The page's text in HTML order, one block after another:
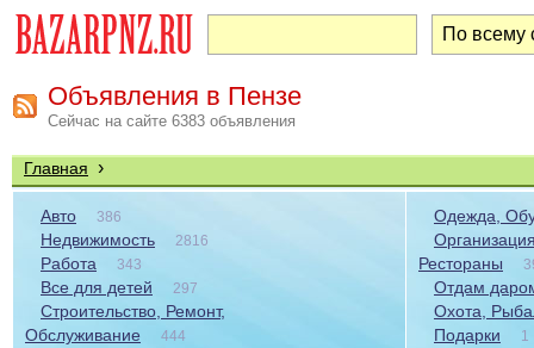
Объявления в Пензе
Сейчас на сайте 6383 объявления
Главная ›
Авто 386
Недвижимость 2816
Работа 343
Все для детей 297
Строительство, Ремонт,
Обслуживание
444
Одежда,
Рестораны
Отдам
Охота,
Подарки
1